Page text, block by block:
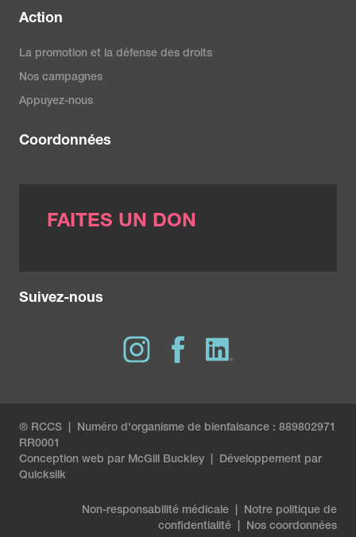
Action
La promotion et la défense des droits
Nos campagnes
Appuyez-nous
Coordonnées
FAITES UN DON
Suivez-nous
® RCCS | Numéro d'organisme de bienfaisance : 889802971
RR0001
Conception web par McGill Buckley
Développement par
Quicksilk
Non-responsabilité médicale
Notre politique de
confidentialité
Nos coordonnées